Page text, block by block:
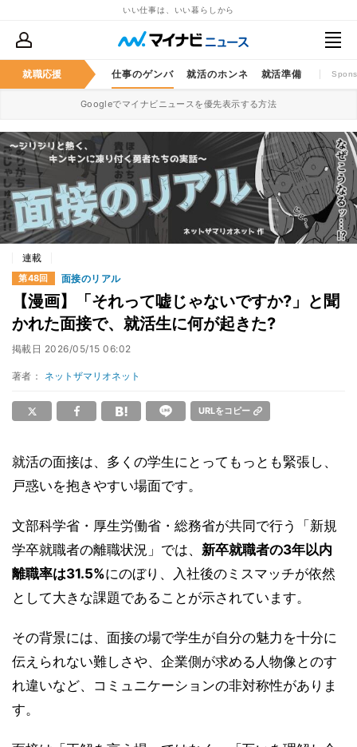
いい仕事は、いい暮らしから
就職応援 仕事のゲンバ 就活のホンネ 就活準備
Googleでマイナビニュースを優先表示する方法
連載
第48回 面接のリアル
【漫画】「それって嘘じゃないですか?」と聞
かれた面接で、就活生に何が起きた?
掲載日 2026/05/15 06:02
著者： ネットザマリオネット
URLをコピー
就活の面接は、多くの学生にとってもっとも緊張し、
戸惑いを抱きやすい場面です。
文部科学省・厚生労働省・総務省が共同で行う「新規
学卒就職者の離職状況」では、 新卒就職者の3年以内
離職率は31.5%にのぼり、入社後のミスマッチが依然
として大きな課題であることが示されています。
その背景には、面接の場で学生が自分の魅力を十分に
伝えられない難しさや、企業側が求める人物像とのす
れ違いなど、コミュニケーションの非対称性がありま
す。